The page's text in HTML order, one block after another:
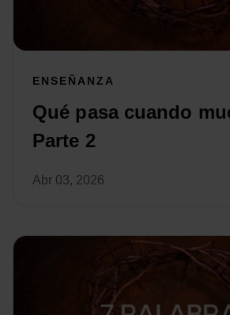
ENSEÑANZA
Qué pasa cuando
Parte 2
Abr 03, 2026